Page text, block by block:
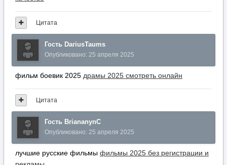
Цитата
Гость DariusTaums
Опубликовано: 25 апреля 2025
фильм боевик 2025 драмы 2025 смотреть онлайн
Цитата
Гость BriananynC
Опубликовано: 25 апреля 2025
лучшие русские фильмы фильмы 2025 без регистрации и